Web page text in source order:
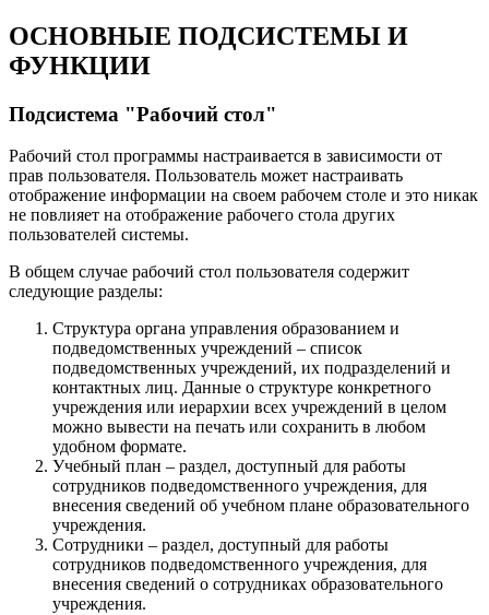
ОСНОВНЫЕ ПОДСИСТЕМЫ И
ФУНКЦИИ
Подсистема "Рабочий стол"
Рабочий стол программы настраивается в зависимости от
прав пользователя. Пользователь может настраивать
отображение информации на своем рабочем столе и это никак
не повлияет на отображение рабочего стола других
пользователей системы.
В общем случае рабочий стол пользователя содержит
следующие разделы:
Структура органа управления образованием и
подведомственных учреждений – список
подведомственных учреждений, их подразделений и
контактных лиц. Данные о структуре конкретного
учреждения или иерархии всех учреждений в целом
можно вывести на печать или сохранить в любом
удобном формате.
Учебный план – раздел, доступный для работы
сотрудников подведомственного учреждения, для
внесения сведений об учебном плане образовательного
учреждения.
Сотрудники – раздел, доступный для работы
сотрудников подведомственного учреждения, для
внесения сведений о сотрудниках образовательного
учреждения.